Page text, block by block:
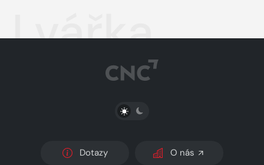
Lvářka
PŘEPNOUT SVĚTLÝ/TMAVÝ REŽIM
Dotazy O nás